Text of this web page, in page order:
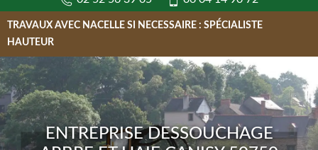
TRAVAUX AVEC NACELLE SI NECESSAIRE : SPÉCIALISTE
HAUTEUR
ENTREPRISE DESSOUCHAGE